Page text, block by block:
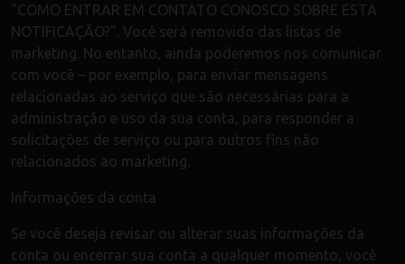
"COMO ENTRAR EM CONTATO CONOSCO SOBRE ESTA
NOTIFICAÇÃO?". Você será removido das listas de
marketing. No entanto, ainda poderemos nos comunicar
com você – por exemplo, para enviar mensagens
relacionadas ao serviço que são necessárias para a
administração e uso da sua conta, para responder a
solicitações de serviço ou para outros fins não
relacionados ao marketing.
Informações da conta
Se você deseja revisar ou alterar suas informações da
conta ou encerrar sua conta a qualquer momento, você